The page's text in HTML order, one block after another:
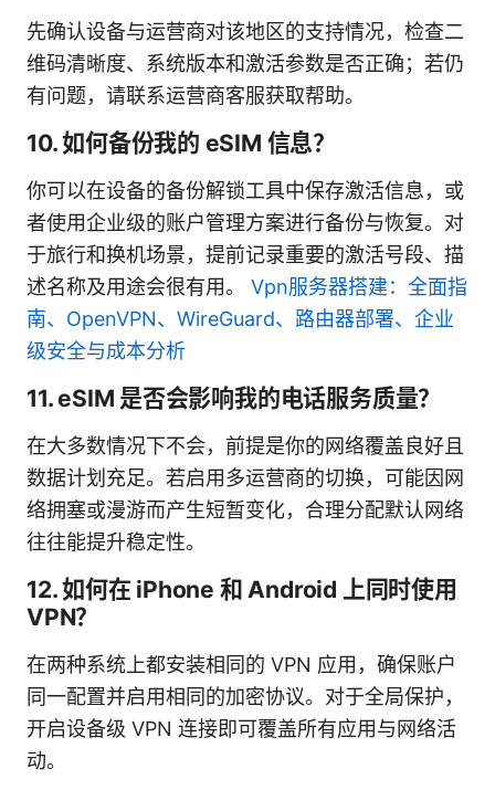
先确认设备与运营商对该地区的支持情况，检查二
维码清晰度、系统版本和激活参数是否正确；若仍
有问题，请联系运营商客服获取帮助。
10. 如何备份我的 eSIM 信息？
你可以在设备的备份解锁工具中保存激活信息，或
者使用企业级的账户管理方案进行备份与恢复。对
于旅行和换机场景，提前记录重要的激活号段、描
述名称及用途会很有用。 Vpn服务器搭建：全面指
南、OpenVPN、WireGuard、路由器部署、企业
级安全与成本分析
11. eSIM 是否会影响我的电话服务质量？
在大多数情况下不会，前提是你的网络覆盖良好且
数据计划充足。若启用多运营商的切换，可能因网
络拥塞或漫游而产生短暂变化，合理分配默认网络
往往能提升稳定性。
12. 如何在 iPhone 和 Android 上同时使用
VPN？
在两种系统上都安装相同的 VPN 应用，确保账户
同一配置并启用相同的加密协议。对于全局保护，
开启设备级 VPN 连接即可覆盖所有应用与网络活
动。